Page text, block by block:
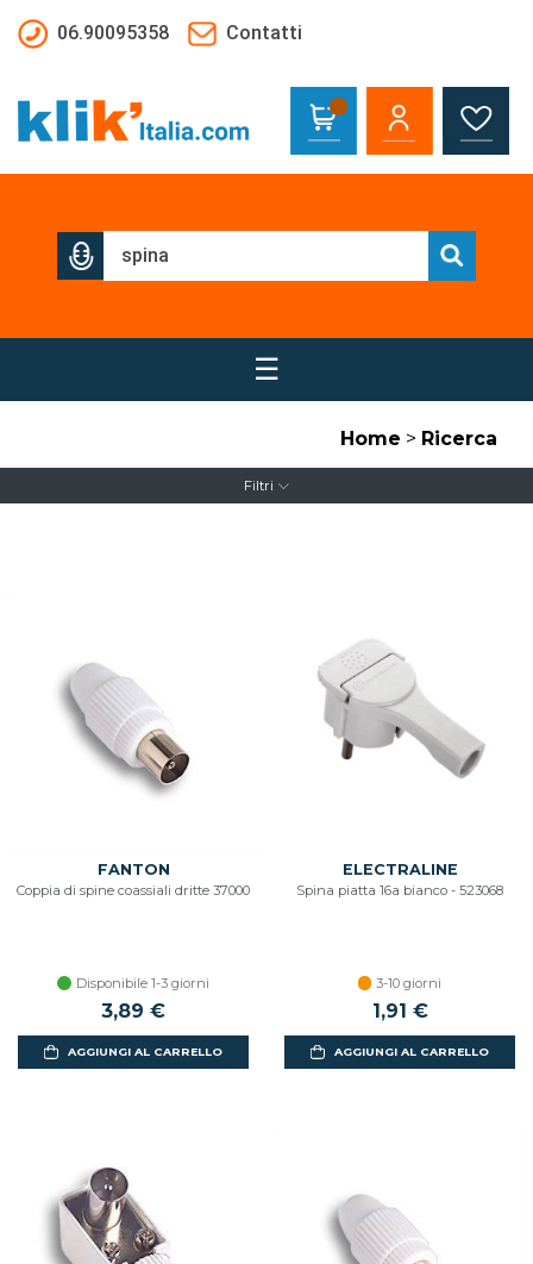
06.90095358
Contatti
☰
Home > Ricerca
Filtri
FANTON
Coppia di spine coassiali dritte 37000
Disponibile 1-3 giorni
3,89 €
AGGIUNGI AL CARRELLO
ELECTRALINE
Spina piatta 16a bianco - 523068
3-10 giorni
1,91 €
AGGIUNGI AL CARRELLO